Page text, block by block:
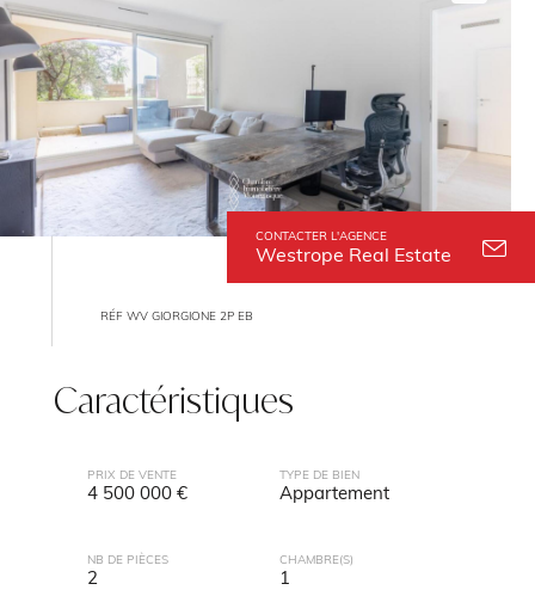
CONTACTER L'AGENCE
Westrope Real Estate
RÉF WV GIORGIONE 2P EB
Caractéristiques
PRIX DE VENTE
4 500 000 €
TYPE DE BIEN
Appartement
NB DE PIÈCES
2
CHAMBRE(S)
1